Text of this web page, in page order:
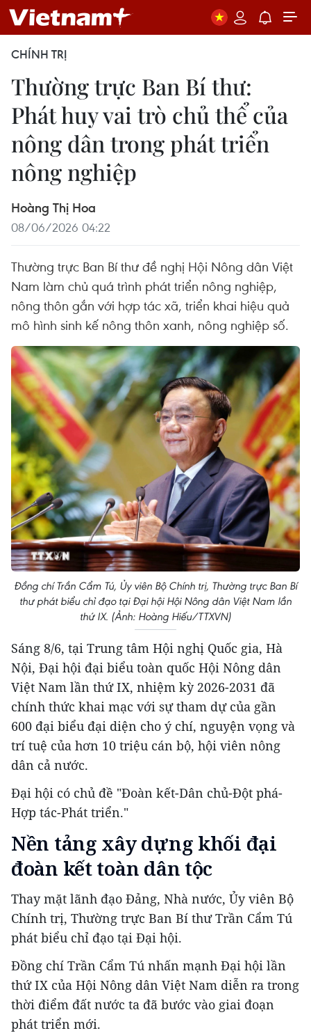
CHÍNH TRỊ
Thường trực Ban Bí thư:
Phát huy vai trò chủ thể của
nông dân trong phát triển
nông nghiệp
Hoàng Thị Hoa
08/06/2026 04:22
Thường trực Ban Bí thư đề nghị Hội Nông dân Việt
Nam làm chủ quá trình phát triển nông nghiệp,
nông thôn gắn với hợp tác xã, triển khai hiệu quả
mô hình sinh kế nông thôn xanh, nông nghiệp số.
Đồng chí Trần Cẩm Tú, Ủy viên Bộ Chính trị, Thường trực Ban Bí
thư phát biểu chỉ đạo tại Đại hội Hội Nông dân Việt Nam lần
thứ IX. (Ảnh: Hoàng Hiếu/TTXVN)
Sáng 8/6, tại Trung tâm Hội nghị Quốc gia, Hà
Nội, Đại hội đại biểu toàn quốc Hội Nông dân
Việt Nam lần thứ IX, nhiệm kỳ 2026-2031 đã
chính thức khai mạc với sự tham dự của gần
600 đại biểu đại diện cho ý chí, nguyện vọng và
trí tuệ của hơn 10 triệu cán bộ, hội viên nông
dân cả nước.
Đại hội có chủ đề "Đoàn kết-Dân chủ-Đột phá-
Hợp tác-Phát triển."
Nền tảng xây dựng khối đại
đoàn kết toàn dân tộc
Thay mặt lãnh đạo Đảng, Nhà nước, Ủy viên Bộ
Chính trị, Thường trực Ban Bí thư Trần Cẩm Tú
phát biểu chỉ đạo tại Đại hội.
Đồng chí Trần Cẩm Tú nhấn mạnh Đại hội lần
thứ IX của Hội Nông dân Việt Nam diễn ra trong
thời điểm đất nước ta đã bước vào giai đoạn
phát triển mới.